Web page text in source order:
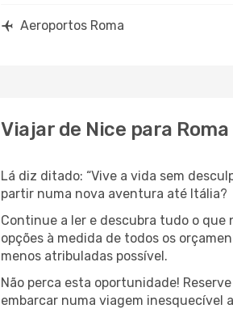
Aeroportos Roma
Viajar de Nice para Roma
Lá diz ditado: “Vive a vida sem
partir numa nova aventura até Itália?
Continue a ler e descubra tudo o que
opções à medida de todos os
menos atribuladas possível.
Não perca esta oportunidade!
embarcar numa viagem inesquecível